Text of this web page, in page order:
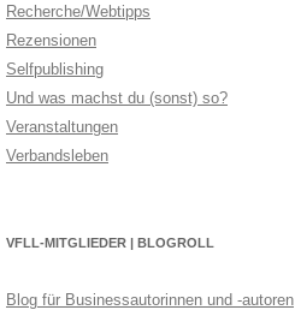
Recherche/Webtipps
Rezensionen
Selfpublishing
Und was machst du (sonst) so?
Veranstaltungen
Verbandsleben
VFLL-MITGLIEDER | BLOGROLL
Blog für Businessautorinnen und -autoren